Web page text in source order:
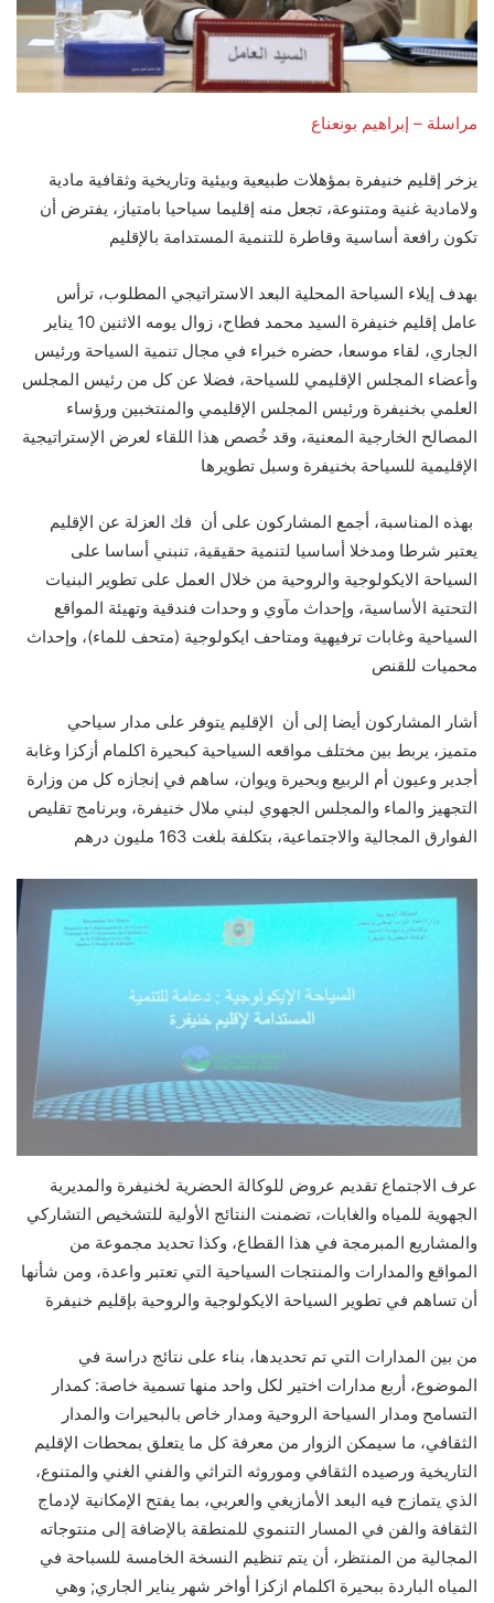
مراسلة – إبراهيم بونعناع
يزخر إقليم خنيفرة بمؤهلات طبيعية وبيئية وتاريخية وثقافية مادية
ولامادية غنية ومتنوعة، تجعل منه إقليما سياحيا بامتياز، يفترض أن
تكون رافعة أساسية وقاطرة للتنمية المستدامة بالإقليم
بهدف إيلاء السياحة المحلية البعد الاستراتيجي المطلوب، ترأس
عامل إقليم خنيفرة السيد محمد فطاح، زوال يومه الاثنين 10 يناير
الجاري، لقاء موسعا، حضره خبراء في مجال تنمية السياحة ورئيس
وأعضاء المجلس الإقليمي للسياحة، فضلا عن كل من رئيس المجلس
العلمي بخنيفرة ورئيس المجلس الإقليمي والمنتخبين ورؤساء
المصالح الخارجية المعنية، وقد خُصص هذا اللقاء لعرض الإستراتيجية
الإقليمية للسياحة بخنيفرة وسبل تطويرها
بهذه المناسبة، أجمع المشاركون على أن فك العزلة عن الإقليم
يعتبر شرطا ومدخلا أساسيا لتنمية حقيقية، تنبني أساسا على
السياحة الايكولوجية والروحية من خلال العمل على تطوير البنيات
التحتية الأساسية، وإحداث مآوي و وحدات فندقية وتهيئة المواقع
السياحية وغابات ترفيهية ومتاحف ايكولوجية (متحف للماء)، وإحداث
محميات للقنص
أشار المشاركون أيضا إلى أن الإقليم يتوفر على مدار سياحي
متميز، يربط بين مختلف مواقعه السياحية كبحيرة اكلمام أزكزا وغابة
أجدير وعيون أم الربيع وبحيرة ويوان، ساهم في إنجازه كل من وزارة
التجهيز والماء والمجلس الجهوي لبني ملال خنيفرة، وبرنامج تقليص
الفوارق المجالية والاجتماعية، بتكلفة بلغت 163 مليون درهم
عرف الاجتماع تقديم عروض للوكالة الحضرية لخنيفرة والمديرية
الجهوية للمياه والغابات، تضمنت النتائج الأولية للتشخيص التشاركي
والمشاريع المبرمجة في هذا القطاع، وكذا تحديد مجموعة من
المواقع والمدارات والمنتجات السياحية التي تعتبر واعدة، ومن شأنها
أن تساهم في تطوير السياحة الايكولوجية والروحية بإقليم خنيفرة
من بين المدارات التي تم تحديدها، بناء على نتائج دراسة في
الموضوع، أربع مدارات اختير لكل واحد منها تسمية خاصة: كمدار
التسامح ومدار السياحة الروحية ومدار خاص بالبحيرات والمدار
الثقافي، ما سيمكن الزوار من معرفة كل ما يتعلق بمحطات الإقليم
التاريخية ورصيده الثقافي وموروثه التراثي والفني الغني والمتنوع،
الذي يتمازج فيه البعد الأمازيغي والعربي، بما يفتح الإمكانية لإدماج
الثقافة والفن في المسار التنموي للمنطقة بالإضافة إلى منتوجاته
المجالية من المنتظر، أن يتم تنظيم النسخة الخامسة للسباحة في
المياه الباردة ببحيرة اكلمام ازكزا أواخر شهر يناير الجاري; وهي